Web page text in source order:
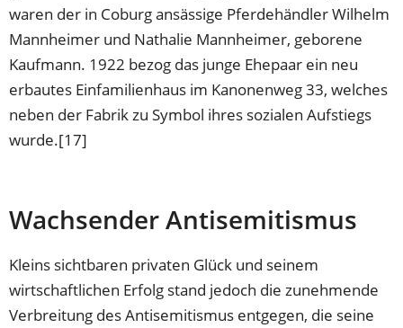
neuen
Tab)
neuen
Tab)
einem
neuen
Tab)
waren der in Coburg ansässige Pferdehändler Wilhelm
Mannheimer und Nathalie Mannheimer, geborene
Kaufmann. 1922 bezog das junge Ehepaar ein neu
erbautes Einfamilienhaus im Kanonenweg 33, welches
neben der Fabrik zu Symbol ihres sozialen Aufstiegs
wurde.[17]
Wachsender Antisemitismus
Kleins sichtbaren privaten Glück und seinem
wirtschaftlichen Erfolg stand jedoch die zunehmende
Verbreitung des Antisemitismus entgegen, die seine